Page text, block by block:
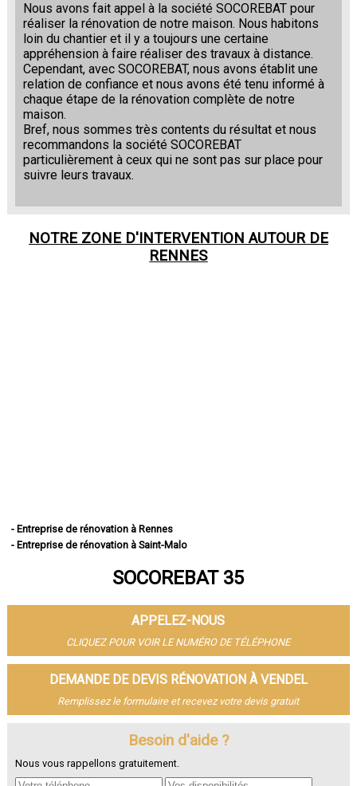
Nous avons fait appel à la société SOCOREBAT pour
réaliser la rénovation de notre maison. Nous habitons
loin du chantier et il y a toujours une certaine
appréhension à faire réaliser des travaux à distance.
Cependant, avec SOCOREBAT, nous avons établit une
relation de confiance et nous avons été tenu informé à
chaque étape de la rénovation complète de notre
maison.
Bref, nous sommes très contents du résultat et nous
recommandons la société SOCOREBAT
particulièrement à ceux qui ne sont pas sur place pour
suivre leurs travaux.
NOTRE ZONE D'INTERVENTION AUTOUR DE
RENNES
- Entreprise de rénovation à Rennes
- Entreprise de rénovation à Saint-Malo
- Entreprise de rénovation à Vitré
- Entreprise de rénovation à Cesson-Sévigné
- Entreprise de rénovation à Dinard
- Entreprise de rénovation à Betton
- Entreprise de rénovation à Saint-Jacques-de-la-Lande
- Entreprise de rénovation à Redon
- Entreprise de rénovation à Pacé
- Entreprise de rénovation à Saint-Grégoire
- Entreprise de rénovation à Janzé
- Entreprise de rénovation à Le Rheu
SOCOREBAT 35
APPELEZ-NOUS
CLIQUEZ POUR VOIR LE NUMÉRO DE TÉLÉPHONE
DEMANDE DE DEVIS RÉNOVATION À VENDEL
Remplissez le formulaire et recevez votre devis gratuit
Besoin d'aide ?
Nous vous rappellons gratuitement.